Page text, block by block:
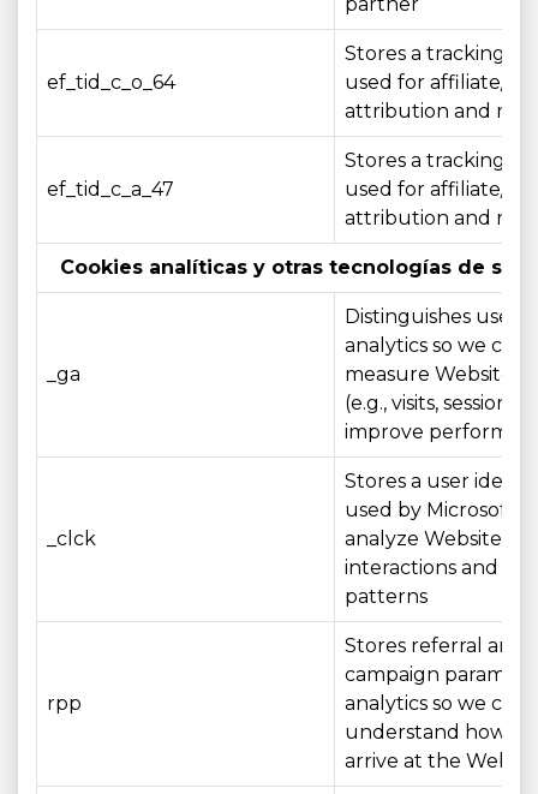
ef_tid_c_o_64
Stores a tracking
used for affiliate/
attribution and
ef_tid_c_a_47
Stores a tracking
used for affiliate/
attribution and
Cookies analíticas y otras tecnologías de
_ga
Distinguishes users
analytics so we can
measure Website
(e.g., visits, sessions)
improve
_clck
Stores a user
used by Microsoft
analyze Website
interactions and
patterns
rpp
Stores referral and
campaign
analytics so we can
understand how
arrive at the